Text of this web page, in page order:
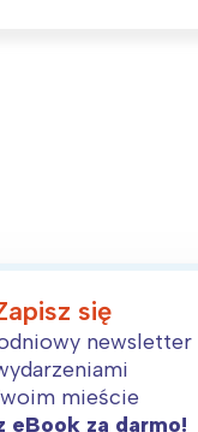
się
newsletter
mieście
eBook za darmo!